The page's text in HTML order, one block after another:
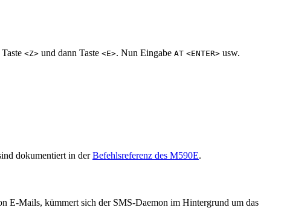
<Z> und dann Taste <E>. Nun Eingabe AT <ENTER> usw.
dokumentiert in derBefehlsreferenz des M590E.
E-Mails, kümmert sich der SMS-Daemon im Hintergrund um das